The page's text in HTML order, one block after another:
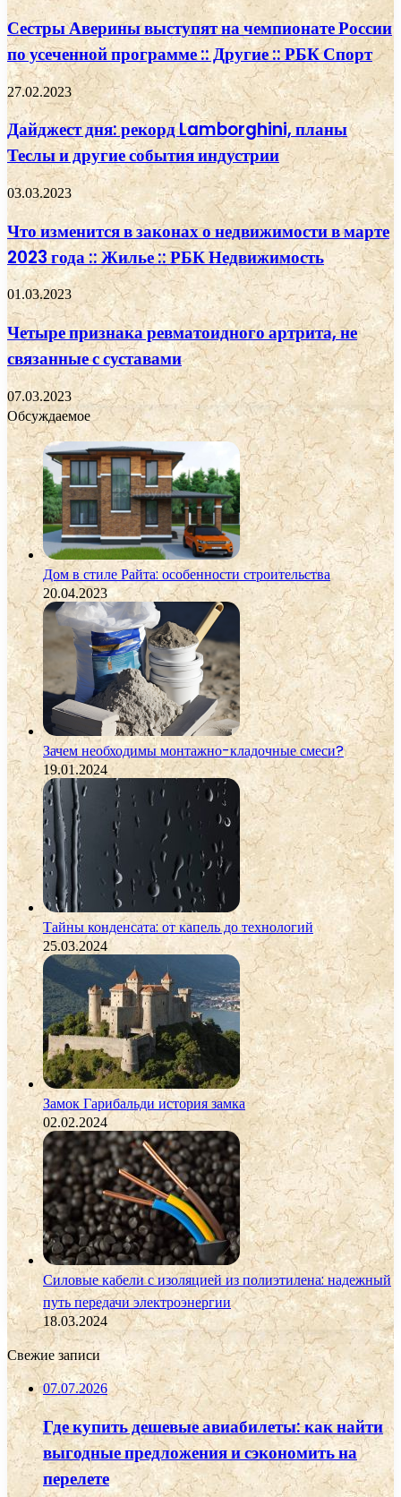
Сестры Аверины выступят на чемпионате России
по усеченной программе :: Другие :: РБК Спорт
27.02.2023
Дайджест дня: рекорд Lamborghini, планы
Теслы и другие события индустрии
03.03.2023
Что изменится в законах о недвижимости в марте
2023 года :: Жилье :: РБК Недвижимость
01.03.2023
Четыре признака ревматоидного артрита, не
связанные с суставами
07.03.2023
Обсуждаемое
Дом в стиле Райта: особенности строительства
20.04.2023
Зачем необходимы монтажно-кладочные смеси?
19.01.2024
Тайны конденсата: от капель до технологий
25.03.2024
Замок Гарибальди история замка
02.02.2024
Силовые кабели с изоляцией из полиэтилена: надежный
путь передачи электроэнергии
18.03.2024
Свежие записи
07.07.2026
Где купить дешевые авиабилеты: как найти
выгодные предложения и сэкономить на
перелете